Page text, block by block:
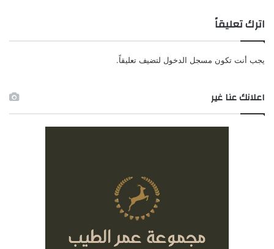
اترك تعليقاً
يجب أنت تكون مسجل الدخول لتضيف تعليقاً.
اعلانك عنا غير